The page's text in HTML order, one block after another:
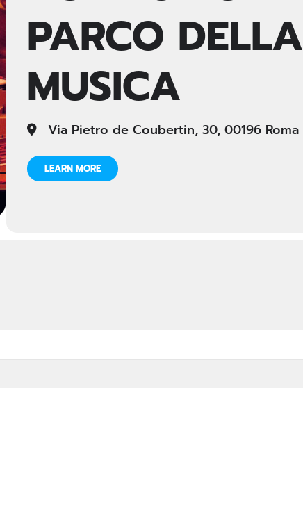
PARCO DELLA
MUSICA
Via Pietro de Coubertin, 30, 00196 Roma
LEARN MORE